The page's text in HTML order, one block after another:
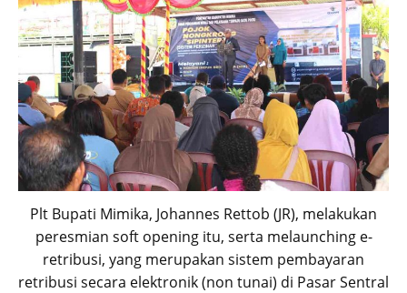
Plt Bupati Mimika, Johannes Rettob (JR), melakukan
peresmian soft opening itu, serta melaunching e-
retribusi, yang merupakan sistem pembayaran
retribusi secara elektronik (non tunai) di Pasar Sentral